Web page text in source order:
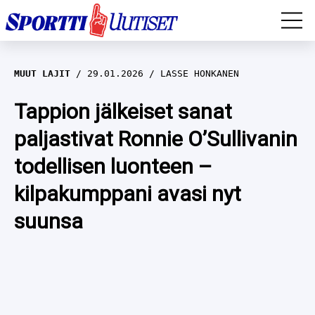
EM-YLEISURHEILU
JÄÄKIEKKO
YLEISURHEILU
WILMA HELTELÄ
MUSTAFE MUUSE
TALVILAJIT
IIVO NISKANEN
FORMULA 1
MUUT LAJIT 29.01.2026 LASSE HONKANEN
Tappion jälkeiset sanat
paljastivat Ronnie O’Sullivanin
todellisen luonteen –
kilpakumppani avasi nyt
suunsa